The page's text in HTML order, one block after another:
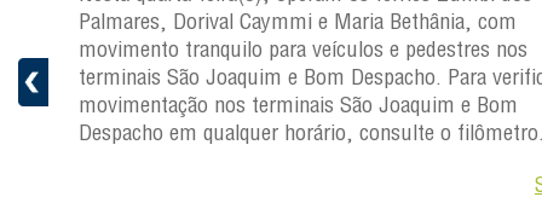
a
Palmares, Dorival Caymmi e Maria Bethânia, com
movimento tranquilo para veículos e pedestres nos
terminais São Joaquim e Bom Despacho. Para
movimentação nos terminais São Joaquim e Bom
Despacho em qualquer horário, consulte o